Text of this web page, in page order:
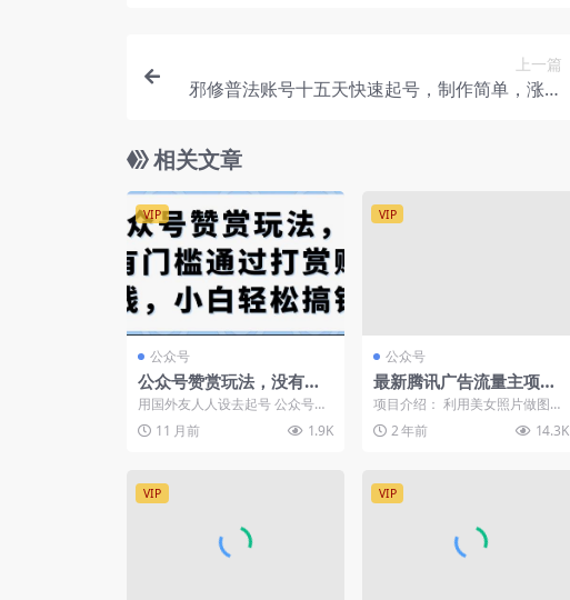
上一篇
邪修普法账号十五天快速起号，制作简单，涨粉
相关文章
VIP
公众号
公众号赞赏玩法，没有门
槛通过打赏赚钱，小白轻
松搞钱
用国外友人人设去起号 公众号除
了做流量主，还有一种非常牛的
玩法就是做赞赏，我们今...
11 月前 1.9K
VIP
公众号
最新腾讯广告流量主项
目，公众号图文发布，单
日收益400+
项目介绍： 利用美女照片做图文
类公众号，赚公众号广告主的收
益，小程序取图软件，赚...
2 年前 14.3K
VIP VIP